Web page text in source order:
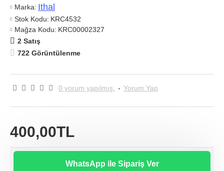
Marka: Ithal
Stok Kodu: KRC4532
Mağza Kodu: KRC00002327
2 Satış
722 Görüntülenme
0 yorum yapılmış. - Yorum Yap
400,00TL
WhatsApp ile Sipariş Ver